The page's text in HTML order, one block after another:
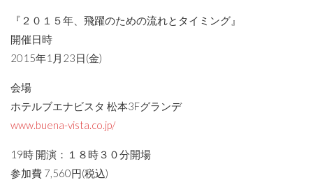
『２０１５年、飛躍のための流れとタイミング』
開催日時
2015年1月23日(金)
会場
ホテルブエナビスタ 松本3Fグランデ
www.buena-vista.co.jp/
19時 開演：１８時３０分開場
参加費 7,560円(税込)